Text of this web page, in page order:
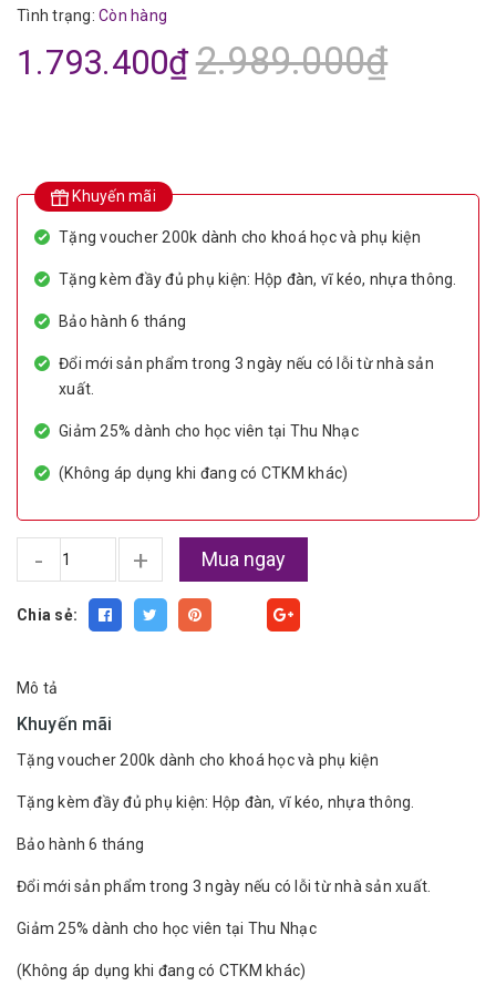
Tình trạng: Còn hàng
1.793.400₫2.989.000₫
Khuyến mãi
Tặng voucher 200k dành cho khoá học và phụ kiện
Tặng kèm đầy đủ phụ kiện: Hộp đàn, vĩ kéo, nhựa thông.
Bảo hành 6 tháng
Đổi mới sản phẩm trong 3 ngày nếu có lỗi từ nhà sản
xuất.
Giảm 25% dành cho học viên tại Thu Nhạc
(Không áp dụng khi đang có CTKM khác)
- + Mua ngay
Chia sẻ:
Mô tả
Khuyến mãi
Tặng voucher 200k dành cho khoá học và phụ kiện
Tặng kèm đầy đủ phụ kiện: Hộp đàn, vĩ kéo, nhựa thông.
Bảo hành 6 tháng
Đổi mới sản phẩm trong 3 ngày nếu có lỗi từ nhà sản xuất.
Giảm 25% dành cho học viên tại Thu Nhạc
(Không áp dụng khi đang có CTKM khác)